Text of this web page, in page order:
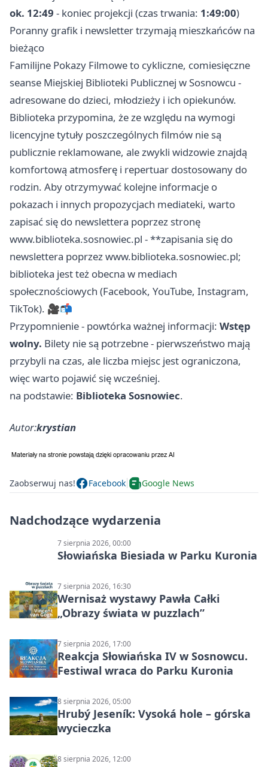
ok. 12:49 - koniec projekcji (czas trwania: 1:49:00)
Poranny grafik i newsletter trzymają mieszkańców na
bieżąco
Familijne Pokazy Filmowe to cykliczne, comiesięczne
seanse Miejskiej Biblioteki Publicznej w Sosnowcu -
adresowane do dzieci, młodzieży i ich opiekunów.
Biblioteka przypomina, że ze względu na wymogi
licencyjne tytuły poszczególnych filmów nie są
publicznie reklamowane, ale zwykli widzowie znajdą
komfortową atmosferę i repertuar dostosowany do
rodzin. Aby otrzymywać kolejne informacje o
pokazach i innych propozycjach mediateki, warto
zapisać się do newslettera poprzez stronę
www.biblioteka.sosnowiec.pl - **zapisania się do
newslettera poprzez www.biblioteka.sosnowiec.pl;
biblioteka jest też obecna w mediach
społecznościowych (Facebook, YouTube, Instagram,
TikTok). 🎥📬
Przypomnienie - powtórka ważnej informacji: Wstęp
wolny. Bilety nie są potrzebne - pierwszeństwo mają
przybyli na czas, ale liczba miejsc jest ograniczona,
więc warto pojawić się wcześniej.
na podstawie: Biblioteka Sosnowiec.
Autor:krystian
Zaobserwuj nas! Facebook Google News
Nadchodzące wydarzenia
7 sierpnia 2026, 00:00
Słowiańska Biesiada w Parku Kuronia
7 sierpnia 2026, 16:30
Wernisaż wystawy Pawła Całki
„Obrazy świata w puzzlach”
7 sierpnia 2026, 17:00
Reakcja Słowiańska IV w Sosnowcu.
Festiwal wraca do Parku Kuronia
8 sierpnia 2026, 05:00
Hrubý Jeseník: Vysoká hole – górska
wycieczka
8 sierpnia 2026, 12:00